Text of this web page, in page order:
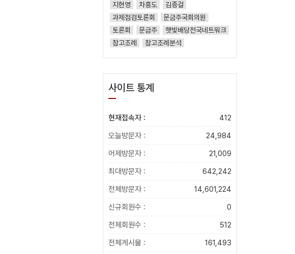
지현영
차흥도
김종걸
과제점검토론회
문금주국회의원
토론회
문금주
햇빛배당전국네트워크
참고조례
참고조례분석
사이트 통계
현재접속자 :
412
오늘방문자 :
24,984
어제방문자 :
21,009
최대방문자 :
642,242
전체방문자 :
14,601,224
신규회원수 :
0
전체회원수 :
512
전체게시물 :
161,493